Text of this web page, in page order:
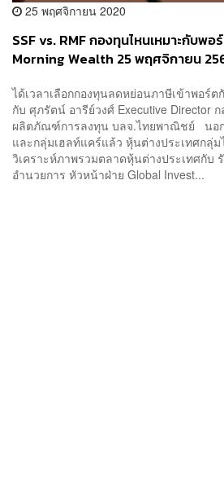
25 พฤศจิกายน 2020
SSF vs. RMF กองทุนไหนเหมาะกับ
Morning Wealth 25 พฤศจิกายน
ได้เวลาเลือกกองทุนลดหย่อนภาษีเข้าพอร์ต
กับ ศุภรัตน์ อารีย์วงศ์ Executive Director
ผลิตภัณฑ์การลงทุน บลจ.ไทยพาณิชย์ นอ
และกลุ่มเฮลท์แคร์แล้ว หุ้นต่างประเทศกลุ่
วิเคราะห์ภาพรวมตลาดหุ้นต่างประเทศกับ
อำนวยการ หัวหน้าฝ่าย Global Invest...